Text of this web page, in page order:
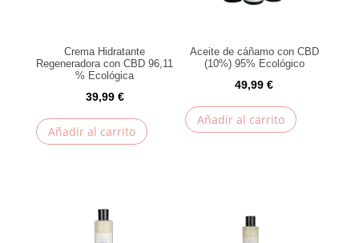
Crema Hidratante
Regeneradora con CBD 96,11
% Ecológica
39,99 €
Añadir al carrito
Aceite de cáñamo con CBD
(10%) 95% Ecológico
49,99€
Añadir al carrito